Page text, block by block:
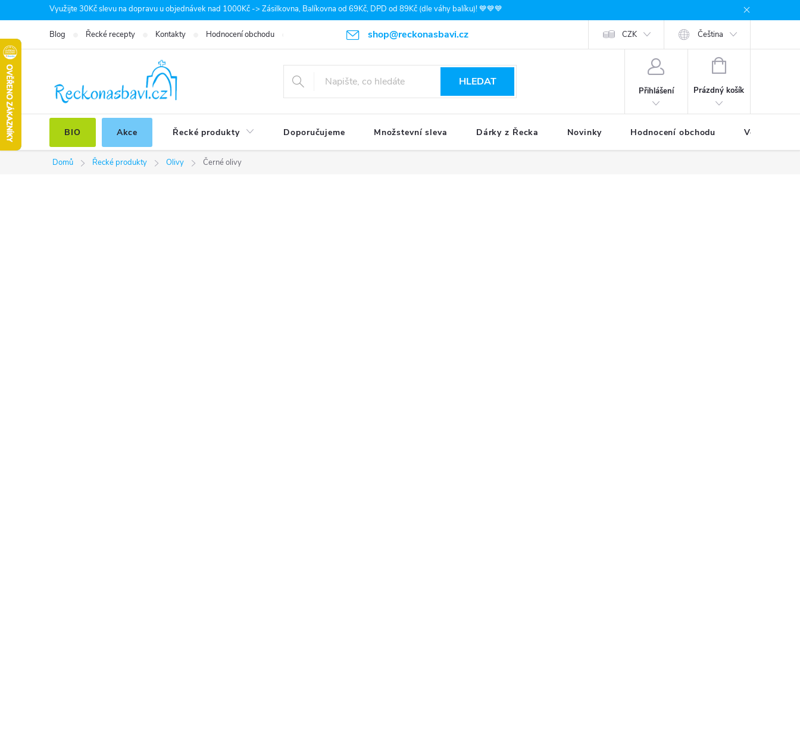
na
obsah
Využijte 30Kč slevu na dopravu u objednávek nad 1000Kč -> Zásilkovna, Balíkovna od 69Kč, DPD od 89Kč (dle váhy balíku)! 💙💙💙
shop@reckonasbavi.cz
Blog Řecké recepty Kontakty Hodnocení obchodu Podmínky ochrany osobních údajů Obchodní podmínky Provizní systém Moje objednávka
CZK Čeština
HLEDAT
Přihlášení
NÁKUPNÍ
Prázdný košík
BIO Akce Řecké produkty Doporučujeme Množstevní sleva Dárky z Řecka Novinky Hodnocení obchodu Věrnostní
Domů Řecké produkty Olivy Černé olivy